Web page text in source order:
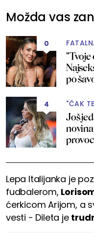
Možda vas
0
"Tvoje
po
4 "ČAK
Još
Lepa Italijanka je
fudbalerom,
ćerkicom Arijom, a
vesti - Dileta je